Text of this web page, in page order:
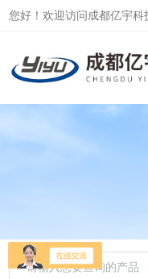
您好！欢迎访问成都亿宇科